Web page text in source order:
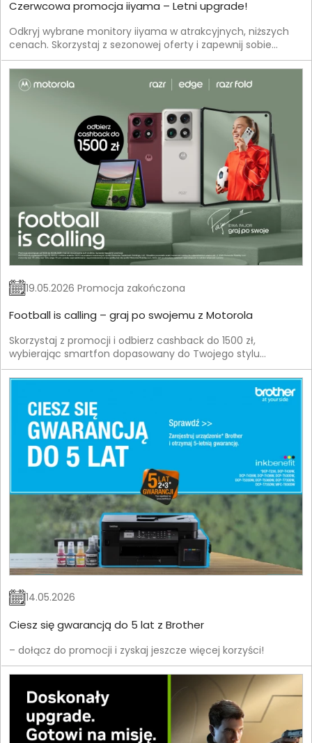
Czerwcowa promocja iiyama – Letni upgrade!
Odkryj wybrane monitory iiyama w atrakcyjnych, niższych
cenach. Skorzystaj z sezonowej oferty i zapewnij sobie
jeszcze lepszą jakość obrazu w korzystnych warunkach.
19.05.2026 Promocja zakończona
Football is calling – graj po swojemu z Motorola
Skorzystaj z promocji i odbierz cashback do 1500 zł,
wybierając smartfon dopasowany do Twojego stylu
życia.Zainspiruj się energią sportu i wybierz urządzenie, które
dotrzyma Ci kroku.
14.05.2026
Ciesz się gwarancją do 5 lat z Brother
– dołącz do promocji i zyskaj jeszcze więcej korzyści!